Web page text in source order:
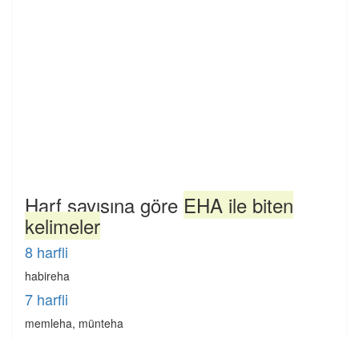
Harf sayısına göre EHA ile biten
kelimeler
8 harfli
habireha
7 harfli
memleha, münteha